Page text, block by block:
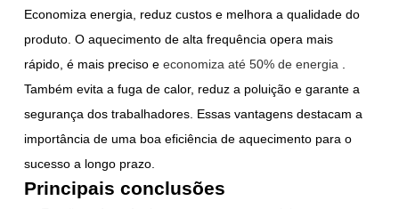
Economiza energia, reduz custos e melhora a qualidade do
produto. O aquecimento de alta frequência opera mais
rápido, é mais preciso e economiza até 50% de energia
Também evita a fuga de calor, reduz a poluição e garante a
segurança dos trabalhadores. Essas vantagens destacam a
importância de uma boa eficiência de aquecimento para o
sucesso a longo prazo.
Principais conclusões